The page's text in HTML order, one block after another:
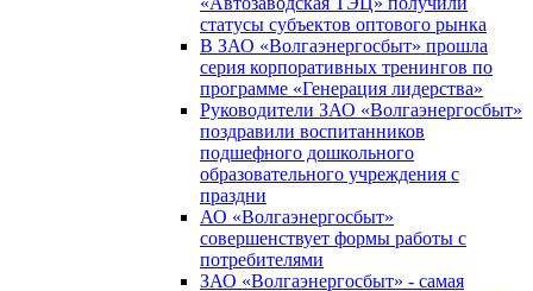
статусы субъектов оптового рынка
В ЗАО «Волгаэнергосбыт» прошла
серия корпоративных тренингов по
программе «Генерация лидерства»
Руководители ЗАО «Волгаэнергосбыт»
поздравили воспитанников
подшефного дошкольного
образовательного учреждения с
праздни
АО «Волгаэнергосбыт»
совершенствует формы работы с
потребителями
ЗАО «Волгаэнергосбыт» - самая